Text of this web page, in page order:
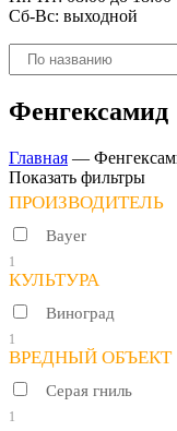
Сб-Вс: выходной
Поиск
товаров
Фенгексамид
Главная —
Показать фильтры
ПРОИЗВОДИТЕЛЬ
Bayer
1
КУЛЬТУРА
Виноград
1
ВРЕДНЫЙ ОБЪЕКТ
Серая гниль
1